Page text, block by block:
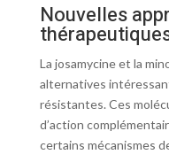
Nouvelles
La josamycine et la
alternatives
résistantes. Ces
d’action
certains mécanismes